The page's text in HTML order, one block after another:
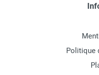
Politique